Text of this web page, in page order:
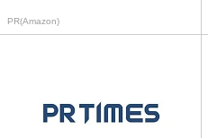
PR(Amazon)